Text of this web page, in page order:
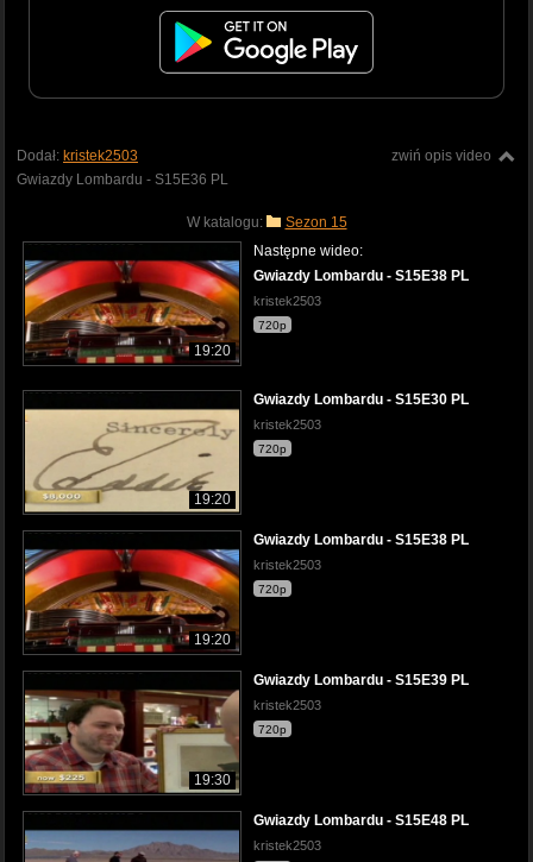
zwiń opis video
Dodał: kristek2503
Gwiazdy Lombardu - S15E36 PL
W katalogu: Sezon 15
19:20
Następne wideo:
Gwiazdy Lombardu - S15E38 PL
kristek2503
720p
19:20
Gwiazdy Lombardu - S15E30 PL
kristek2503
720p
19:20
Gwiazdy Lombardu - S15E38 PL
kristek2503
720p
19:30
Gwiazdy Lombardu - S15E39 PL
kristek2503
720p
Gwiazdy Lombardu - S15E48 PL
kristek2503